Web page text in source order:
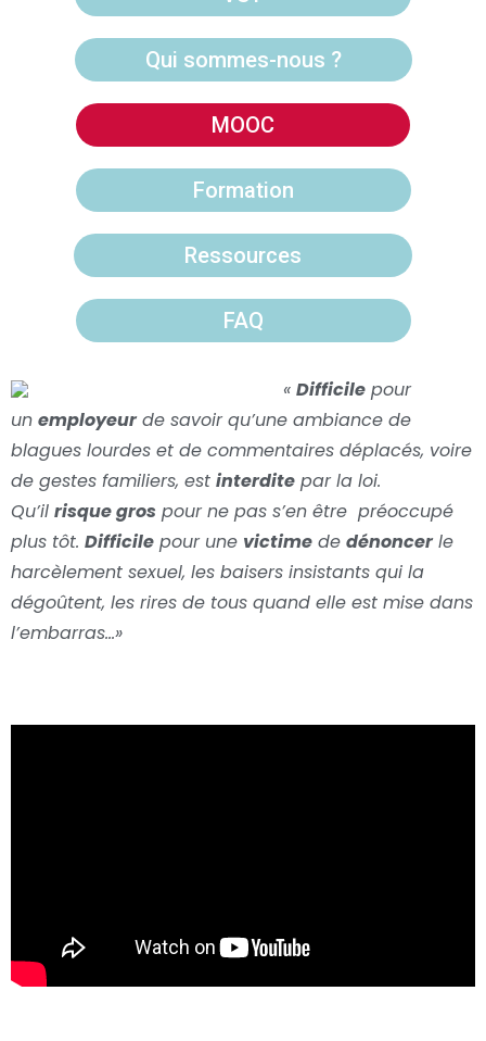
Qui sommes-nous ?
MOOC
Formation
Ressources
FAQ
« Difficile pour
un employeurde savoir qu’une ambiance de
blagues lourdes et de commentaires déplacés, voire
de gestes familiers, est interdite par la loi.
Qu’il risque gros pour ne pas s’en être préoccupé
plus tôt. Difficile pour une victime de dénoncerle
harcèlement sexuel, les baisers insistants qui la
dégoûtent, les rires de tous quand elle est mise dans
l’embarras…»